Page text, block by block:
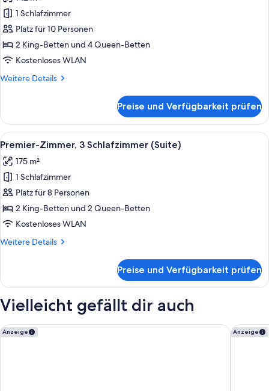
Premier-
Zimmer,
4 Schlafzimmer,
Eckzimmer
anzeigen
1 Schlafzimmer
Platz für 10 Personen
2 King-Betten und 4 Queen-Betten
Kostenloses WLAN
Weitere Details
Weitere
Zimmer,
4 Schlafzimmer,
Eckzimmer
Preise und Verfügbarkeit prüfen
Alle
Fotos
für
Premier-
Zimmer,
3 Schlafzimmer
(Suite)
Ein Schlafzimmer mit einem großen
7
Premier-Zimmer, 3 Schlafzimmer (Suite)
175 m²
1 Schlafzimmer
Platz für 8 Personen
2 King-Betten und 2 Queen-Betten
Kostenloses WLAN
Weitere Details
Weitere
Zimmer,
(Suite)
Preise und Verfügbarkeit prüfen
Vielleicht gefällt dir auch
Anzeige
The Hollywood Grande, Autograph Collection Anzeige
W